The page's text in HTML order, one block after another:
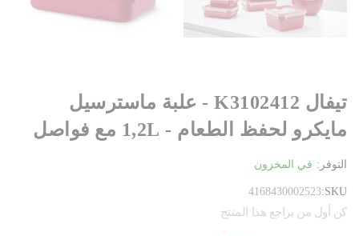
تيفال K3102412 - علبة ماسترسيل
مايكرو لحفظ الطعام - 1,2L مع فواصل
التوفر: في المخزون
SKU
4168430002523
كن أول من يراجع هذا المنتج